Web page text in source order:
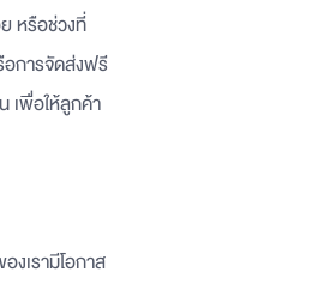
หรือช่วงที่
อการจัดส่งฟรี
เพื่อให้ลูกค้า
งเรามีโอกาส